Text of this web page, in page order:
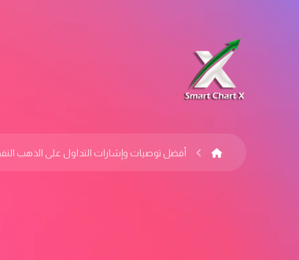
أفضل توصيات وإشارات التداول على الذهب